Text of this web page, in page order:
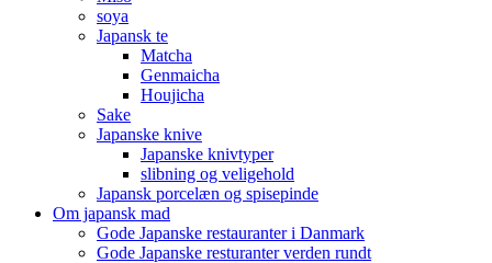
soya
Japansk te
Matcha
Genmaicha
Houjicha
Sake
Japanske knive
Japanske knivtyper
slibning og veligehold
Japansk porcelæn og spisepinde
Om japansk mad
Gode Japanske restauranter i Danmark
Gode Japanske resturanter verden rundt